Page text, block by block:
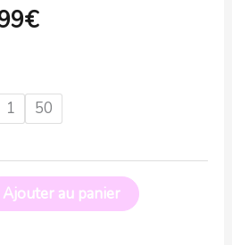
€
1 50
Ajouter au panier